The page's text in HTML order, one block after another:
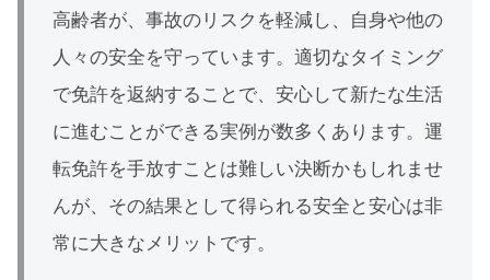
高齢者が、事故のリスクを軽減し、自身や他の
人々の安全を守っています。適切なタイミング
で免許を返納することで、安心して新たな生活
に進むことができる実例が数多くあります。運
転免許を手放すことは難しい決断かもしれませ
んが、その結果として得られる安全と安心は非
常に大きなメリットです。